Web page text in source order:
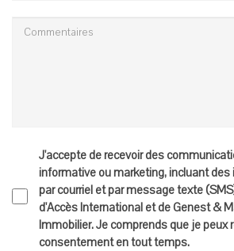
J'accepte de recevoir des
informative ou marketing, incluant
par courriel et par message texte
d'Accès International et de Genest &
Immobilier. Je comprends que je peux
consentement en tout temps.